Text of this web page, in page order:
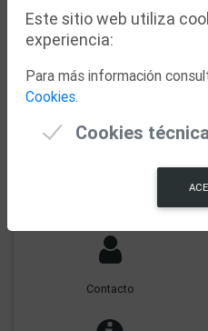
Buzón de Notificaciones
Verificador Documentos
Test de Requisitos
Contacto
Este sitio web utiliza
experiencia:
Para más información
Cookies.
Cookies